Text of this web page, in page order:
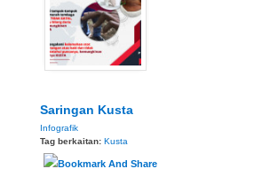
Saringan Kusta
Infografik
Tag berkaitan: Kusta